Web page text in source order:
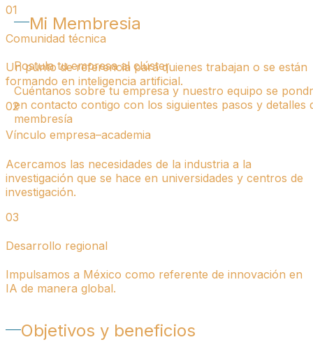
Mi Membresia
Postula tu empresa al clúster
Cuéntanos sobre tu empresa y nuestro equipo se
en contacto contigo con los siguientes pasos y detalles
membresía
01
Comunidad técnica
Un punto de referencia para quienes trabajan o se están
formando en inteligencia artificial.
02
Vínculo empresa–academia
Acercamos las necesidades de la industria a la
investigación que se hace en universidades y centros de
investigación.
03
Desarrollo regional
Impulsamos a México como referente de innovación en
IA de manera global.
Objetivos y beneficios